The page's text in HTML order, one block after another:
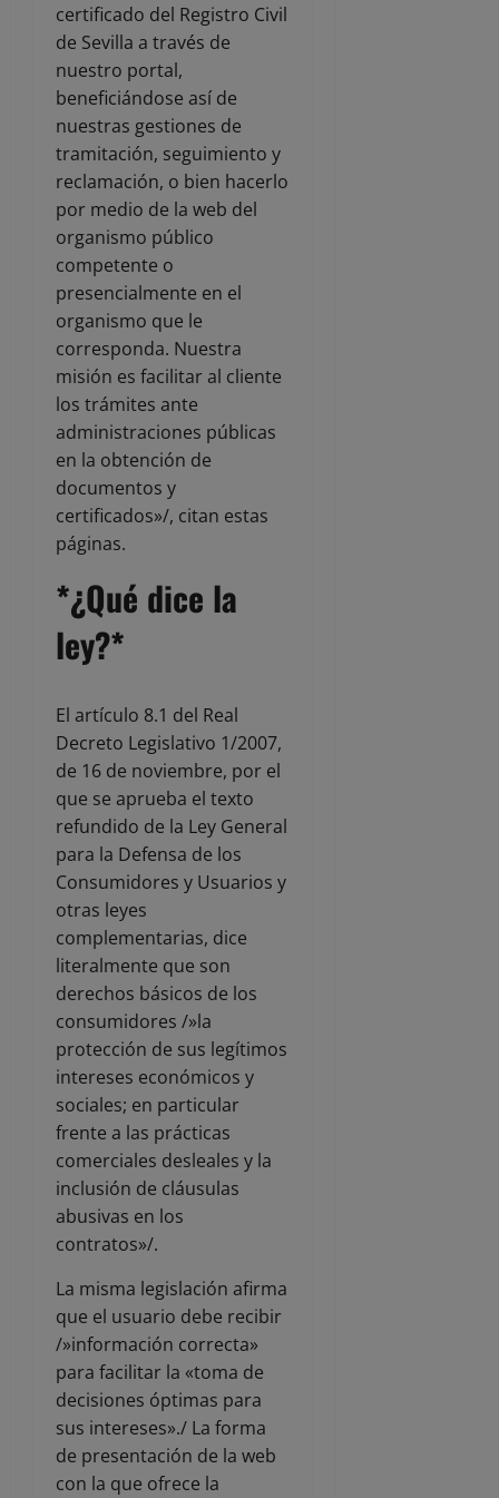
certificado del Registro Civil
de Sevilla a través de
nuestro portal,
beneficiándose así de
nuestras gestiones de
tramitación, seguimiento y
reclamación, o bien hacerlo
por medio de la web del
organismo público
competente o
presencialmente en el
organismo que le
corresponda. Nuestra
misión es facilitar al cliente
los trámites ante
administraciones públicas
en la obtención de
documentos y
certificados»/, citan estas
páginas.
*¿Qué dice la
ley?*
El artículo 8.1 del Real
Decreto Legislativo 1/2007,
de 16 de noviembre, por el
que se aprueba el texto
refundido de la Ley General
para la Defensa de los
Consumidores y Usuarios y
otras leyes
complementarias, dice
literalmente que son
derechos básicos de los
consumidores /»la
protección de sus legítimos
intereses económicos y
sociales; en particular
frente a las prácticas
comerciales desleales y la
inclusión de cláusulas
abusivas en los
contratos»/.
La misma legislación afirma
que el usuario debe recibir
/»información correcta»
para facilitar la «toma de
decisiones óptimas para
sus intereses»./ La forma
de presentación de la web
con la que ofrece la